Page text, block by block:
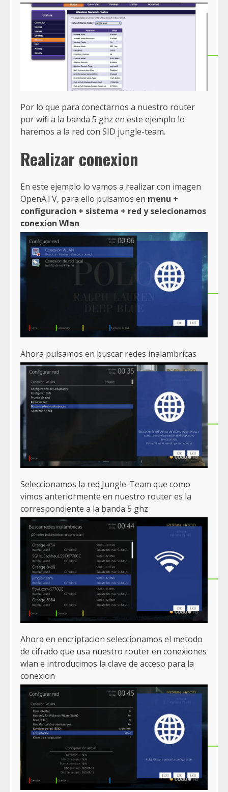
Por lo que para conectarnos a nuestro router
por wifi a la banda 5 ghz en este ejemplo lo
haremos a la red con SID jungle-team.
Realizar conexion
En este ejemplo lo vamos a realizar con imagen
OpenATV, para ello pulsamos en menu +
configuracion + sistema + red y selecionamos
conexion Wlan
Ahora pulsamos en buscar redes inalambricas
Seleccionamos la red Jungle-Team que como
vimos anteriormente en nuestro router es la
correspondiente a la banda 5 ghz
Ahora en encriptacion seleccionamos el metodo
de cifrado que usa nuestro router en conexiones
wlan e introducimos la clave de acceso para la
conexion